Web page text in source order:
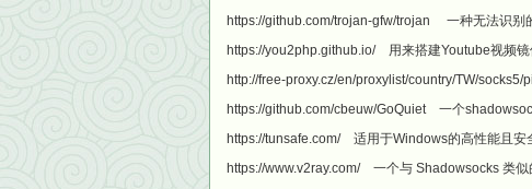
https://github.com/trojan-gfw/trojan 一种无法识别
https://you2php.github.io/ 用来搭建Youtube视频镜
http://free-proxy.cz/en/proxylist/country/TW/
https://github.com/cbeuw/GoQuiet 一个
https://tunsafe.com/ 适用于Windows的高性能且安
https://www.v2ray.com/ 一个与 Shadowsocks 类似